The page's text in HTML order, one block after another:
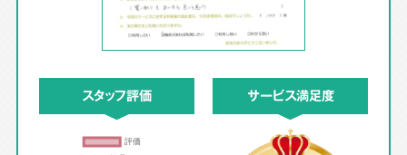
スタッフ評価 サービス満足度